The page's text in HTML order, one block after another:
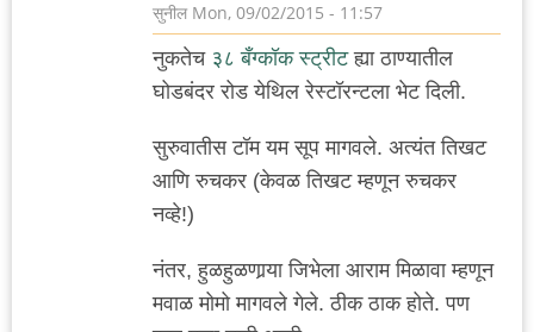
सुनील Mon, 09/02/2015 - 11:57
नुकतेच ३८ बँग्कॉक स्ट्रीटह्या ठाण्यातील
घोडबंदर रोड येथिल रेस्टॉरन्टला भेट दिली.
सुरुवातीस टॉम यम सूप मागवले. अत्यंत तिखट
आणि रुचकर (केवळ तिखट म्हणून रुचकर
नव्हे!)
नंतर, हुळहुळणार्‍या जिभेला आराम मिळावा म्हणून
मवाळ मोमो मागवले गेले. ठीक ठाक होते. पण